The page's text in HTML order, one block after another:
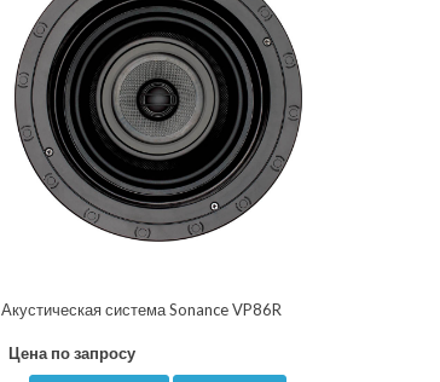
Акустическая система Sonance VP86R
Цена по запросу